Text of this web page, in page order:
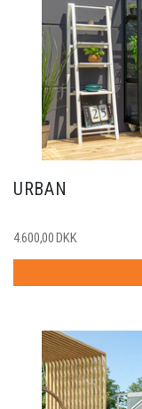
URBAN
4.600,00 DKK